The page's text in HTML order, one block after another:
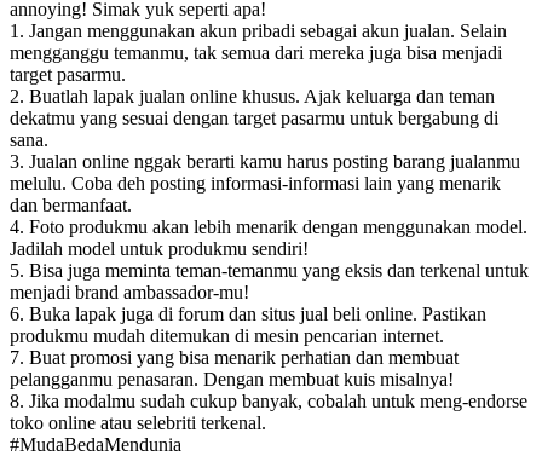
annoying! Simak yuk seperti apa!
1. Jangan menggunakan akun pribadi sebagai akun jualan. Selain
mengganggu temanmu, tak semua dari mereka juga bisa menjadi
target pasarmu.
2. Buatlah lapak jualan online khusus. Ajak keluarga dan teman
dekatmu yang sesuai dengan target pasarmu untuk bergabung di
sana.
3. Jualan online nggak berarti kamu harus posting barang jualanmu
melulu. Coba deh posting informasi-informasi lain yang menarik
dan bermanfaat.
4. Foto produkmu akan lebih menarik dengan menggunakan model.
Jadilah model untuk produkmu sendiri!
5. Bisa juga meminta teman-temanmu yang eksis dan terkenal untuk
menjadi brand ambassador-mu!
6. Buka lapak juga di forum dan situs jual beli online. Pastikan
produkmu mudah ditemukan di mesin pencarian internet.
7. Buat promosi yang bisa menarik perhatian dan membuat
pelangganmu penasaran. Dengan membuat kuis misalnya!
8. Jika modalmu sudah cukup banyak, cobalah untuk meng-endorse
toko online atau selebriti terkenal.
#MudaBedaMendunia